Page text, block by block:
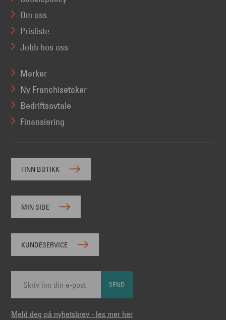
Om oss
Prisliste
Jobb hos oss
Merker
Ny Franchisetaker
Bedriftsavtale
Finansiering
FINN BUTIKK
MIN SIDE
KUNDESERVICE
SEND
Meld deg på nyhetsbrev - les mer her